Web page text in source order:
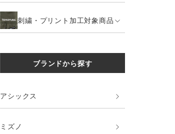
刺繍・プリント加工対象商品
ブランドから探す
アシックス
ミズノ